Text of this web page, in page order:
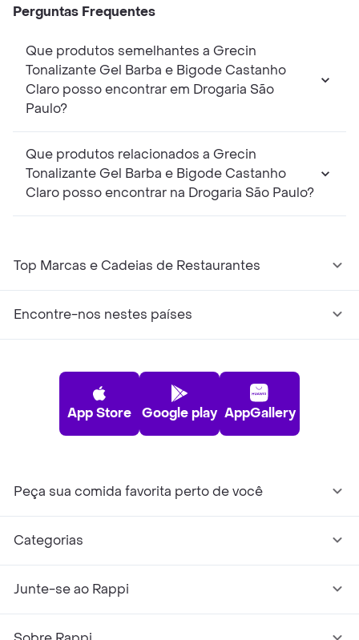
Perguntas Frequentes
Que produtos semelhantes a Grecin
Tonalizante Gel Barba e Bigode Castanho
Claro posso encontrar em Drogaria São
Paulo?
Que produtos relacionados a Grecin
Tonalizante Gel Barba e Bigode Castanho
Claro posso encontrar na Drogaria São Paulo?
Top Marcas e Cadeias de Restaurantes
Encontre-nos nestes países
App Store Google play AppGallery
Peça sua comida favorita perto de você
Categorias
Junte-se ao Rappi